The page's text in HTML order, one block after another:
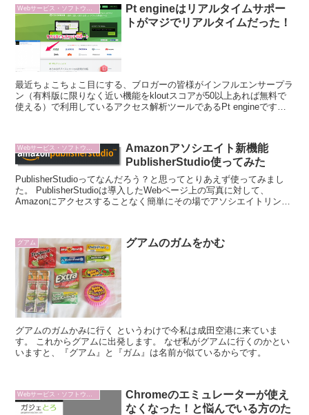
Pt engineはリアルタイムサポー
トがマジでリアルタイムだった！
最近ちょこちょこ目にする、ブロガーの皆様がインフルエンサープラ
ン（有料版に限りなく近い機能をkloutスコアが50以上あれば無料で
使える）で利用しているアクセス解析ツールであるPt engineですが
Webサービス・ソフトウェア
Amazonアソシエイト新機能
PublisherStudio使ってみた
PublisherStudioってなんだろう？と思ってとりあえず使ってみまし
た。 PublisherStudioは導入したWebページ上の写真に対して、
Amazonにアクセスすることなく簡単にその場でアソシエイトリンク
グアム グアムのガムをかむ
グアムのガムかみに行く というわけで今私は成田空港に来ていま
す。 これからグアムに出発します。 なぜ私がグアムに行くのかとい
いますと、『グアム』と『ガム』は名前が似ているからです。
Chromeのエミュレーターが使え
なくなった！と悩んでいる方のた